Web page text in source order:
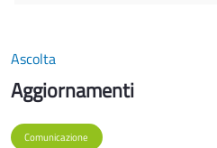
Ascolta
Aggiornamenti
Comunicazione